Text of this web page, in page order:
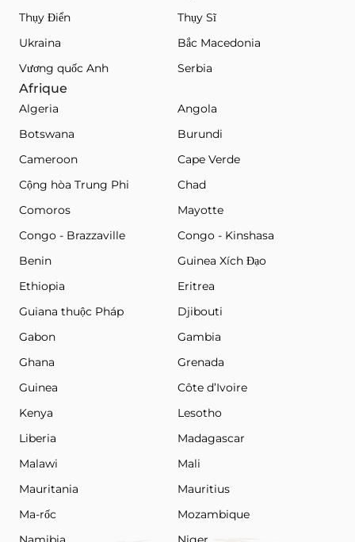
Thụy Điển
Thụy Sĩ
Ukraina
Bắc Macedonia
Vương quốc Anh
Serbia
Afrique
Algeria
Angola
Botswana
Burundi
Cameroon
Cape Verde
Cộng hòa Trung Phi
Chad
Comoros
Mayotte
Congo - Brazzaville
Congo - Kinshasa
Benin
Guinea Xích Đạo
Ethiopia
Eritrea
Guiana thuộc Pháp
Djibouti
Gabon
Gambia
Ghana
Grenada
Guinea
Côte d’Ivoire
Kenya
Lesotho
Liberia
Madagascar
Malawi
Mali
Mauritania
Mauritius
Ma-rốc
Mozambique